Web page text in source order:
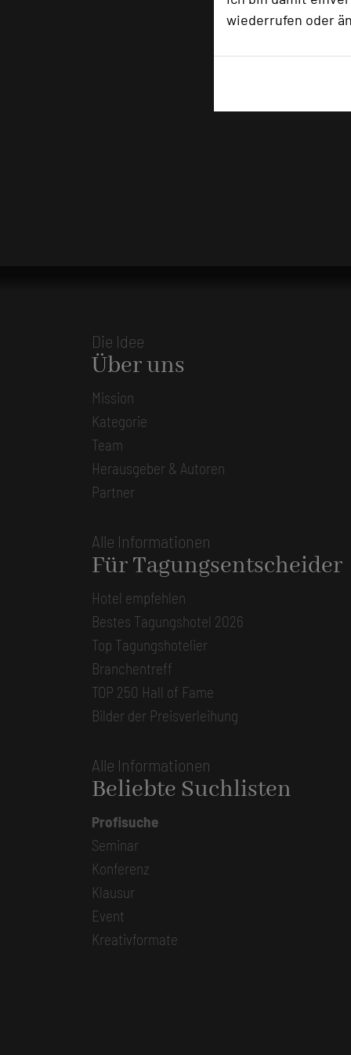
wiederrufen oder
Die Idee
Über uns
Mission
Kategorie
Team
Herausgeber & Autoren
Partner
Alle Informationen
Für Tagungsentscheider
Hotel empfehlen
Bestes Tagungshotel 2026
Top Tagungshotelier
Branchentreff
TOP 250 Hall of Fame
Bilder der Preisverleihung
Alle Informationen
Beliebte Suchlisten
Profisuche
Seminar
Konferenz
Klausur
Event
Kreativformate